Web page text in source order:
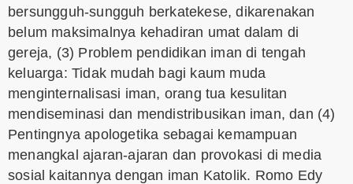
bersungguh-sungguh berkatekese, dikarenakan
belum maksimalnya kehadiran umat dalam di
gereja, (3) Problem pendidikan iman di tengah
keluarga: Tidak mudah bagi kaum muda
menginternalisasi iman, orang tua kesulitan
mendiseminasi dan mendistribusikan iman, dan (4)
Pentingnya apologetika sebagai kemampuan
menangkal ajaran-ajaran dan provokasi di media
sosial kaitannya dengan iman Katolik. Romo Edy